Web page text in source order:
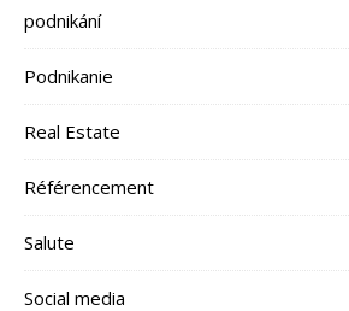
podnikání
Podnikanie
Real Estate
Référencement
Salute
Social media